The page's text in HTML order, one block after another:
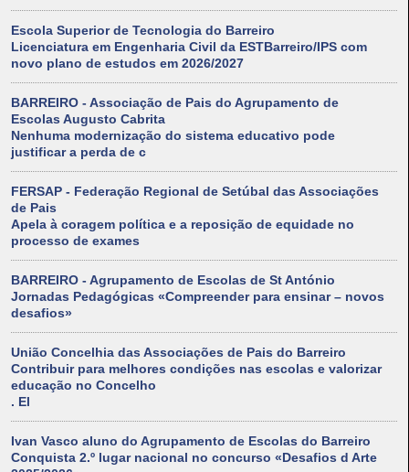
Escola Superior de Tecnologia do Barreiro
Licenciatura em Engenharia Civil da ESTBarreiro/IPS com
novo plano de estudos em 2026/2027
BARREIRO - Associação de Pais do Agrupamento de
Escolas Augusto Cabrita
Nenhuma modernização do sistema educativo pode
justificar a perda de c
FERSAP - Federação Regional de Setúbal das Associações
de Pais
Apela à coragem política e a reposição de equidade no
processo de exames
BARREIRO - Agrupamento de Escolas de St António
Jornadas Pedagógicas «Compreender para ensinar – novos
desafios»
União Concelhia das Associações de Pais do Barreiro
Contribuir para melhores condições nas escolas e valorizar
educação no Concelho
. El
Ivan Vasco aluno do Agrupamento de Escolas do Barreiro
Conquista 2.º lugar nacional no concurso «Desafios d Arte